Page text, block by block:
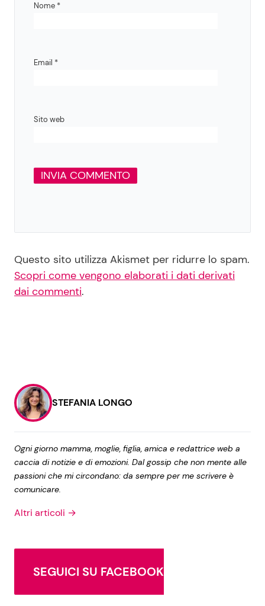
Nome *
Email *
Sito web
Questo sito utilizza Akismet per ridurre lo spam.
Scopri come vengono elaborati i dati derivati
dai commenti.
STEFANIA LONGO
Ogni giorno mamma, moglie, figlia, amica e redattrice web a
caccia di notizie e di emozioni. Dal gossip che non mente alle
passioni che mi circondano: da sempre per me scrivere è
comunicare.
Altri articoli →
SEGUICI SU FACEBOOK